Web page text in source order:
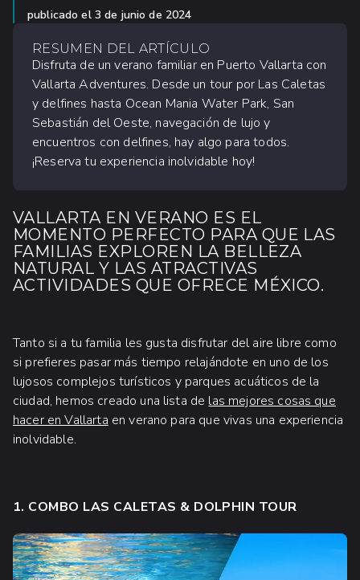
publicado el 3 de junio de 2024
RESUMEN DEL ARTÍCULO
Disfruta de un verano familiar en Puerto Vallarta con
Vallarta Adventures. Desde un tour por Las Caletas
y delfines hasta Ocean Mania Water Park, San
Sebastián del Oeste, navegación de lujo y
encuentros con delfines, hay algo para todos.
¡Reserva tu experiencia inolvidable hoy!
VALLARTA EN VERANO ES EL
MOMENTO PERFECTO PARA QUE LAS
FAMILIAS EXPLOREN LA BELLEZA
NATURAL Y LAS ATRACTIVAS
ACTIVIDADES QUE OFRECE MÉXICO.
Tanto si a tu familia les gusta disfrutar del aire libre como
si prefieres pasar más tiempo relajándote en uno de los
lujosos complejos turísticos y parques acuáticos de la
ciudad, hemos creado una lista de las mejores cosas que
hacer en Vallarta en verano para que vivas una experiencia
inolvidable.
1. COMBO LAS CALETAS & DOLPHIN TOUR